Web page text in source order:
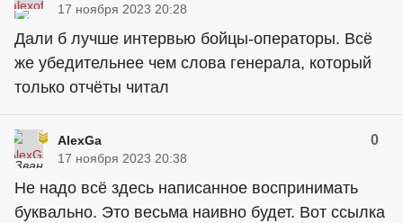
17 ноября 2023 20:28
Дали б лучше интервью бойцы-операторы. Всё
же убедительнее чем слова генерала, который
только отчёты читал
AlexGa 0
17 ноября 2023 20:38
Не надо всё здесь написанное воспринимать
буквально. Это весьма наивно будет. Вот ссылка